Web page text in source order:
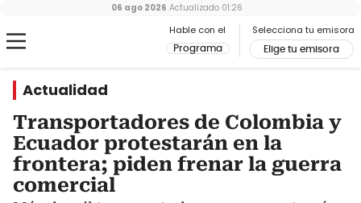
Hable con el
Programa
Selecciona tu emisora
Elige tu emisora
06 ago 2026 Actualizado 01:26
Actualidad
Transportadores de Colombia y
Ecuador protestarán en la
frontera; piden frenar la guerra
comercial